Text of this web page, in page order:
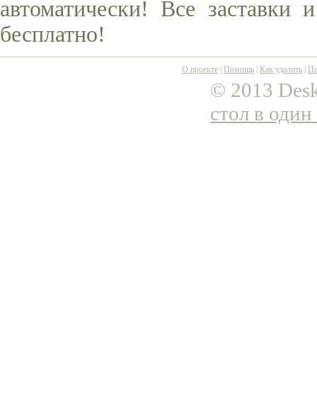
автоматически! Все
бесплатно!
О проекте Помощь Как удалить
© 2013
стол в